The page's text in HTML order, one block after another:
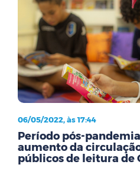
06/05/2022, às 17:44
Período pós-
aumento da
públicos de leitura de